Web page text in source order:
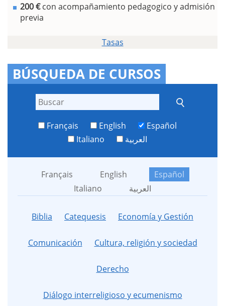
200 €con acompañamiento pedagogico y admisión
previa
Tasas
BÚSQUEDA DE CURSOS
Français English
Español
Italiano
العربية
Français English
Español
Italiano
العربية
Biblia Catequesis Economía y Gestión
Comunicación Cultura, religión y sociedad
Derecho
Diálogo interreligioso y ecumenismo